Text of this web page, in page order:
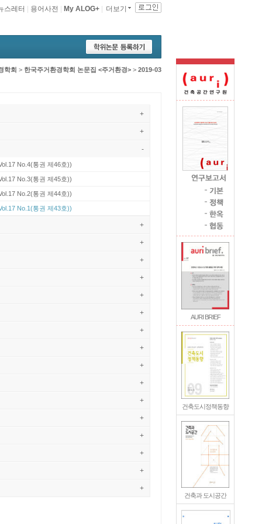
AURI BRIEF
건축도시정책동향
건축과 도시공간
더보기
My ALOG+
용어사전
스레터
학회 > 한국주거환경학회 논문집 <주거환경> > 2019-03
+
+
-
No.4(통권 제46호))
No.3(통권 제45호))
No.2(통권 제44호))
No.1(통권 제43호))
+
+
+
+
+
+
+
+
+
+
+
+
+
+
+
+